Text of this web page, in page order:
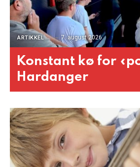
ARTIKKEL 7. august 2026
Konstant kø for
Hardanger